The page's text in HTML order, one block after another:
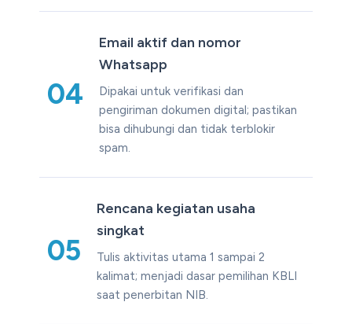
04
Email aktif dan nomor
Whatsapp
Dipakai untuk verifikasi dan
pengiriman dokumen digital; pastikan
bisa dihubungi dan tidak terblokir
spam.
05
Rencana kegiatan usaha
singkat
Tulis aktivitas utama 1 sampai 2
kalimat; menjadi dasar pemilihan KBLI
saat penerbitan NIB.